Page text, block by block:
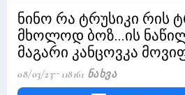
ნინო რა ტრუსიკი რის
მხოლოდ ბოზ...ის
მაგარი კანცოვკა
08/03/23 118161 Ნახვა